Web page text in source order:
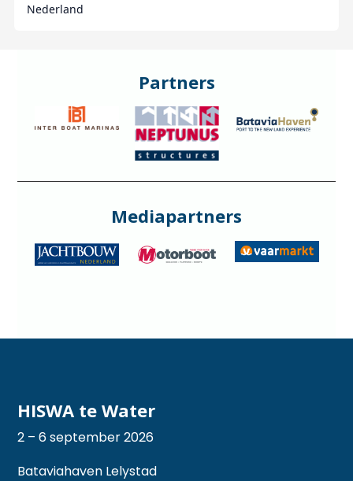
Nederland
Partners
Mediapartners
HISWA te Water
2 – 6 september 2026
Bataviahaven Lelystad